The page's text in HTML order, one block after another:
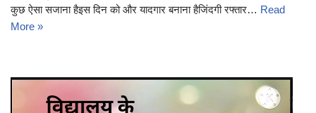
कुछ ऐसा सजाना हैइस दिन को और यादगार बनाना हैजिंदगी रफ्तार… Read
More »